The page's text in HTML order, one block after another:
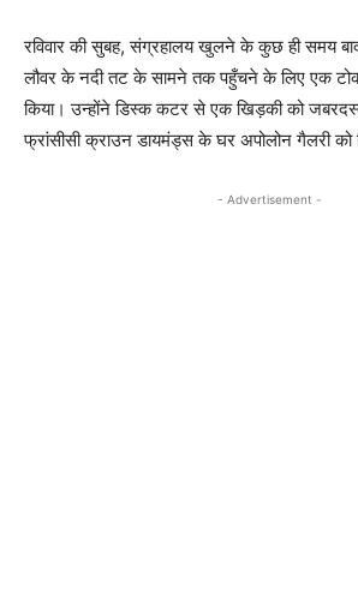
रविवार की सुबह, संग्रहालय खुलने के कुछ ही समय
लौवर के नदी तट के सामने तक पहुँचने के लिए एक
किया। उन्होंने डिस्क कटर से एक खिड़की को
फ्रांसीसी क्राउन डायमंड्स के घर अपोलोन गैलरी को
- Advertisement -